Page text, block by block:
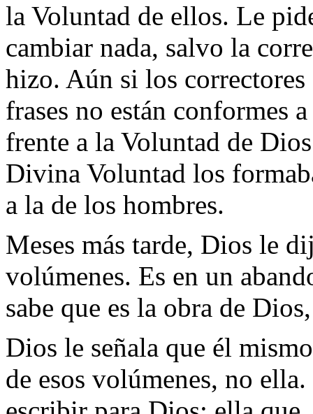
la Voluntad de ellos. Le
cambiar nada, salvo la
hizo. Aún si los correctores
frases no están conformes
frente a la Voluntad de
Divina Voluntad los
a la de los hombres.
Meses más tarde, Dios le
volúmenes. Es en un
sabe que es la obra de
Dios le señala que él
de esos volúmenes, no